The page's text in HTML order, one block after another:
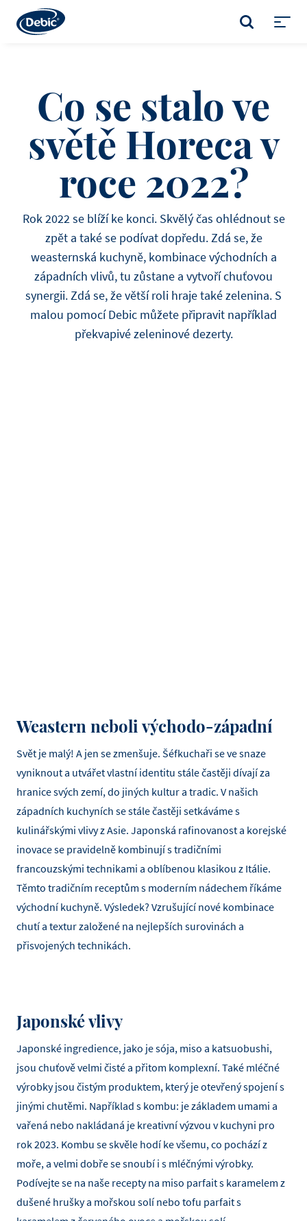
main
VYHLEDÁVÁNÍ
Co se stalo ve
světě Horeca v
roce 2022?
Rok 2022 se blíží ke konci. Skvělý čas ohlédnout se
zpět a také se podívat dopředu. Zdá se, že
weasternská kuchyně, kombinace východních a
západních vlivů, tu zůstane a vytvoří chuťovou
synergii. Zdá se, že větší roli hraje také zelenina. S
malou pomocí Debic můžete připravit například
překvapivé zeleninové dezerty.
Weastern neboli východo-západní
Svět je malý! A jen se zmenšuje. Šéfkuchaři se ve snaze
vyniknout a utvářet vlastní identitu stále častěji dívají za
hranice svých zemí, do jiných kultur a tradic. V našich
západních kuchyních se stále častěji setkáváme s
kulinářskými vlivy z Asie. Japonská rafinovanost a korejské
inovace se pravidelně kombinují s tradičními
francouzskými technikami a oblíbenou klasikou z Itálie.
Těmto tradičním receptům s moderním nádechem říkáme
východní kuchyně. Výsledek? Vzrušující nové kombinace
chutí a textur založené na nejlepších surovinách a
přisvojených technikách.
Japonské vlivy
Japonské ingredience, jako je sója, miso a katsuobushi,
jsou chuťově velmi čisté a přitom komplexní. Také mléčné
výrobky jsou čistým produktem, který je otevřený spojení s
jinými chutěmi. Například s kombu: je základem umami a
vařená nebo nakládaná je kreativní výzvou v kuchyni pro
rok 2023. Kombu se skvěle hodí ke všemu, co pochází z
moře, a velmi dobře se snoubí i s mléčnými výrobky.
Podívejte se na naše recepty na miso parfait s karamelem z
dušené hrušky a mořskou solí nebo tofu parfait s